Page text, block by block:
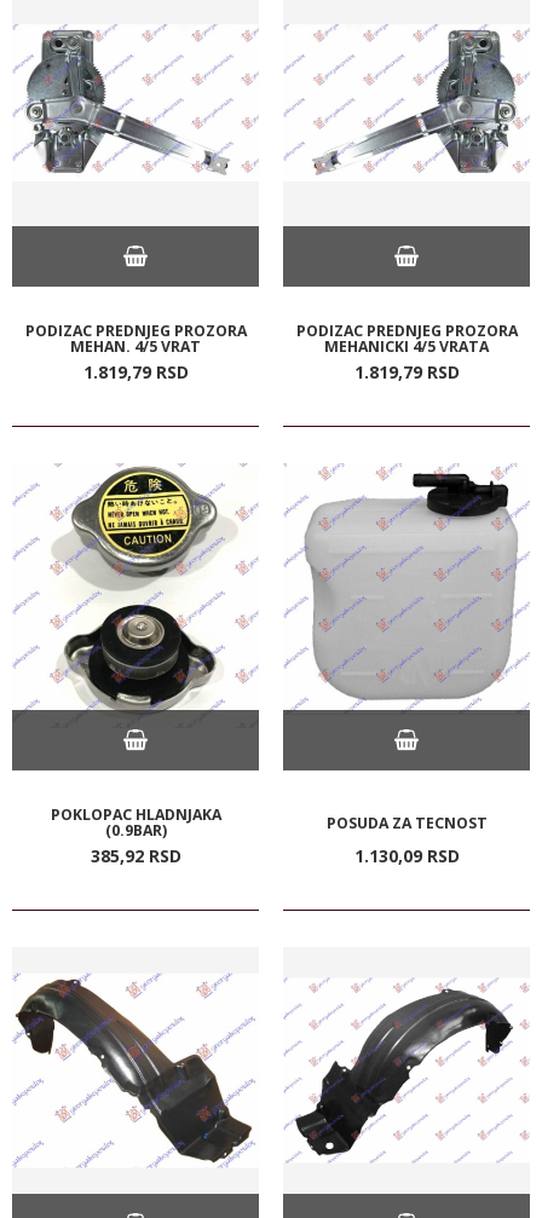
PODIZAC PREDNJEG PROZORA
MEHAN. 4/5 VRAT
1.819,79 RSD
PODIZAC PREDNJEG PROZORA
MEHANICKI 4/5 VRATA
1.819,79 RSD
POKLOPAC HLADNJAKA
(0.9BAR)
385,92 RSD
POSUDA ZA TECNOST
1.130,09 RSD